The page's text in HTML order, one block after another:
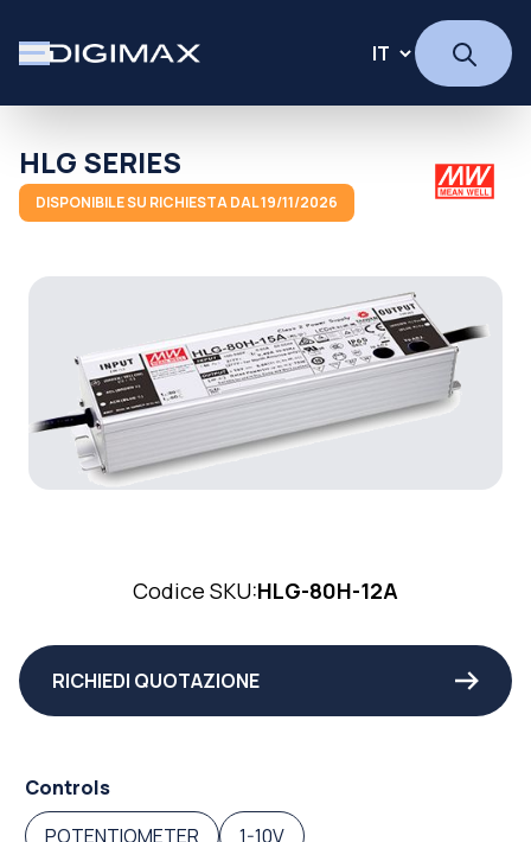
HLG SERIES
DISPONIBILE SU RICHIESTA DAL 19/11/2026
Codice SKU:HLG-80H-12A
RICHIEDI QUOTAZIONE
Controls
POTENTIOMETER
1-10V